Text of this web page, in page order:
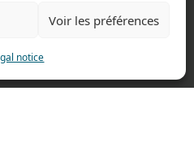
Voir les préférences
notice